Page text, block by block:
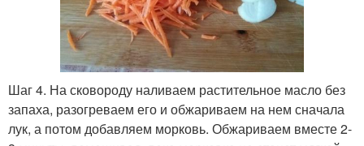
Шаг 4. На сковороду наливаем растительное масло без
запаха, разогреваем его и обжариваем на нем сначала
лук, а потом добавляем морковь. Обжариваем вместе 2-